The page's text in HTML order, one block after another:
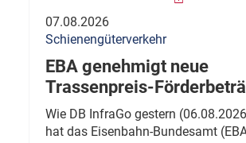
07.08.2026
Schienengüterverkehr
EBA genehmigt neue
Trassenpreis-
Wie DB InfraGo gestern
hat das Eisenbahn-Bundesamt